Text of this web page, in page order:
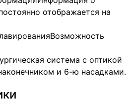
отображается на
система с оптикой
и 6-ю насадками.